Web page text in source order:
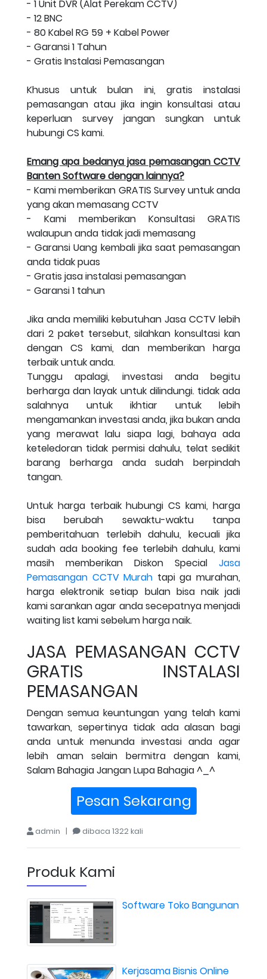
- 1 Unit DVR (Alat Perekam CCTV)
- 12 BNC
- 80 Kabel RG 59 + Kabel Power
- Garansi 1 Tahun
- Gratis Instalasi Pemasangan
Khusus untuk bulan ini, gratis instalasi
pemasangan atau jika ingin konsultasi atau
keperluan survey jangan sungkan untuk
hubungi CS kami.
Emang apa bedanya jasa pemasangan CCTV
Banten Software dengan lainnya?
- Kami memberikan GRATIS Survey untuk anda
yang akan memasang CCTV
- Kami memberikan Konsultasi GRATIS
walaupun anda tidak jadi memasang
- Garansi Uang kembali jika saat pemasangan
anda tidak puas
- Gratis jasa instalasi pemasangan
- Garansi 1 tahun
Jika anda memiliki kebutuhan Jasa CCTV lebih
dari 2 paket tersebut, silahkan konsultasi kan
dengan CS kami, dan memberikan harga
terbaik untuk anda.
Tunggu apalagi, investasi anda begitu
berharga dan layak untuk dilindungi. tidak ada
salahnya untuk ikhtiar untuk lebih
mengamankan investasi anda, jika bukan anda
yang merawat lalu siapa lagi, bahaya ada
keteledoran tidak permisi dahulu, telat sedikit
barang berharga anda sudah berpindah
tangan.
Untuk harga terbaik hubungi CS kami, harga
bisa berubah sewaktu-waktu tanpa
pemberitahuan terlebih dahulu, kecuali jika
sudah ada booking fee terlebih dahulu, kami
masih memberikan Diskon Special Jasa
Pemasangan CCTV Murah tapi ga murahan,
harga elektronik setiap bulan bisa naik jadi
kami sarankan agar anda secepatnya menjadi
waiting list kami sebelum harga naik.
JASA PEMASANGAN CCTV
GRATIS INSTALASI
PEMASANGAN
Dengan semua keuntungan yang telah kami
tawarkan, sepertinya tidak ada alasan bagi
anda untuk menunda investasi anda agar
lebih aman selain bermitra dengan kami,
Salam Bahagia Jangan Lupa Bahagia ^_^
Pesan Sekarang
admin | dibaca 1322 kali
Produk Kami
Software Toko Bangunan
Kerjasama Bisnis Online